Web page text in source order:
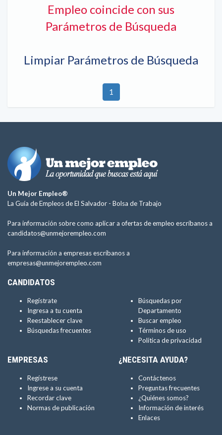
Empleo coincide con sus
Parámetros de Búsqueda
Limpiar Parámetros de Búsqueda
1
Un Mejor Empleo®
La Guía de Empleos de El Salvador - Bolsa de Trabajo
Para información sobre como aplicar a ofertas de empleo escríbanos a
candidatos@unmejorempleo.com
Para información a empresas escríbanos a
empresas@unmejorempleo.com
CANDIDATOS
Regístrate
Ingresa a tu cuenta
Reestablecer clave
Búsquedas frecuentes
Búsquedas por
Departamento
Buscar empleo
Términos de uso
Política de privacidad
EMPRESAS
Regístrese
Ingrese a su cuenta
Recordar clave
Normas de publicación
¿NECESITA AYUDA?
Contáctenos
Preguntas frecuentes
¿Quiénes somos?
Información de interés
Enlaces